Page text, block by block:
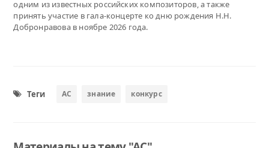
одним из известных российских композиторов, а также
принять участие в гала-концерте ко дню рождения Н.Н.
Добронравова в ноябре 2026 года.
Теги АС знание конкурс